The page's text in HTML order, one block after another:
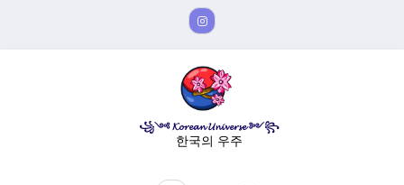
꧁༺ 𝓚𝓸𝓻𝓮𝓪𝓷 𝓤𝓷𝓲𝓿𝓮𝓻𝓼𝓮 ༻꧂
한국의 우주